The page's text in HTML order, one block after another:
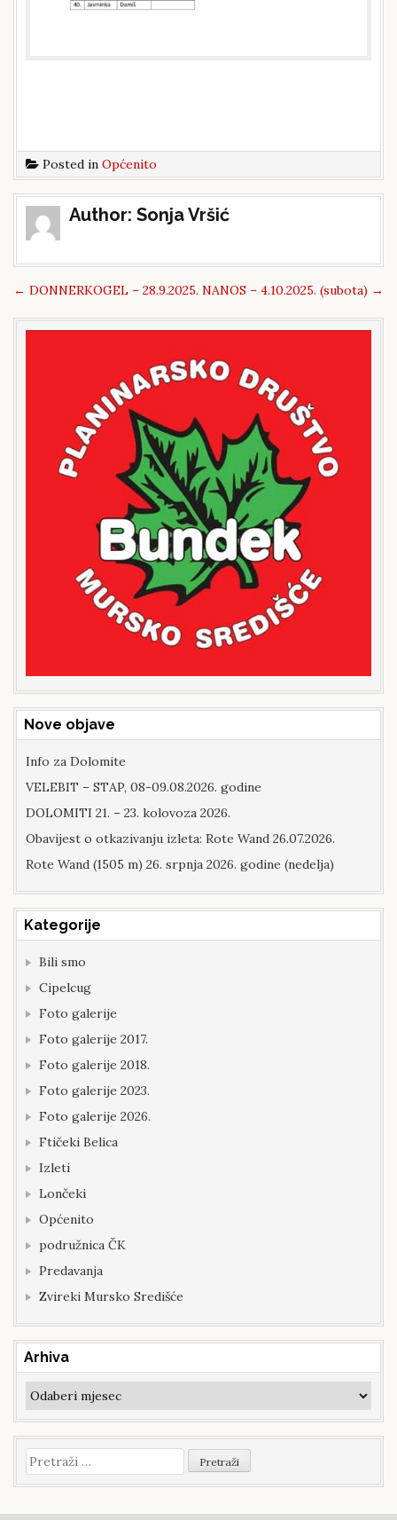
Posted in Općenito
Author: Sonja Vršić
Post
navigation
← DONNERKOGEL – 28.9.2025. NANOS – 4.10.2025. (subota) →
Nove objave
Info za Dolomite
VELEBIT – STAP, 08-09.08.2026. godine
DOLOMITI 21. – 23. kolovoza 2026.
Obavijest o otkazivanju izleta: Rote Wand 26.07.2026.
Rote Wand (1505 m) 26. srpnja 2026. godine (nedelja)
Kategorije
Bili smo
Cipelcug
Foto galerije
Foto galerije 2017.
Foto galerije 2018.
Foto galerije 2023.
Foto galerije 2026.
Ftičeki Belica
Izleti
Lončeki
Općenito
podružnica ČK
Predavanja
Zvireki Mursko Središće
Arhiva
Arhiva
Pretraži: